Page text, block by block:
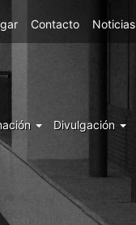
Contacto Noticias
Divulgación